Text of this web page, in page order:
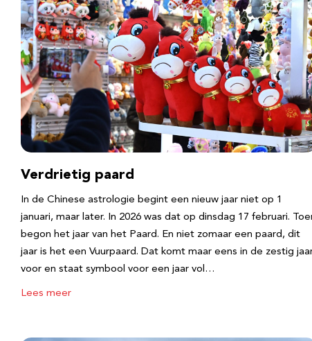
Verdrietig paard
In de Chinese astrologie begint een nieuw jaar niet op 1
januari, maar later. In 2026 was dat op dinsdag 17 februari.
begon het jaar van het Paard. En niet zomaar een paard, dit
jaar is het een Vuurpaard. Dat komt maar eens in de zestig
voor en staat symbool voor een jaar vol…
Lees meer